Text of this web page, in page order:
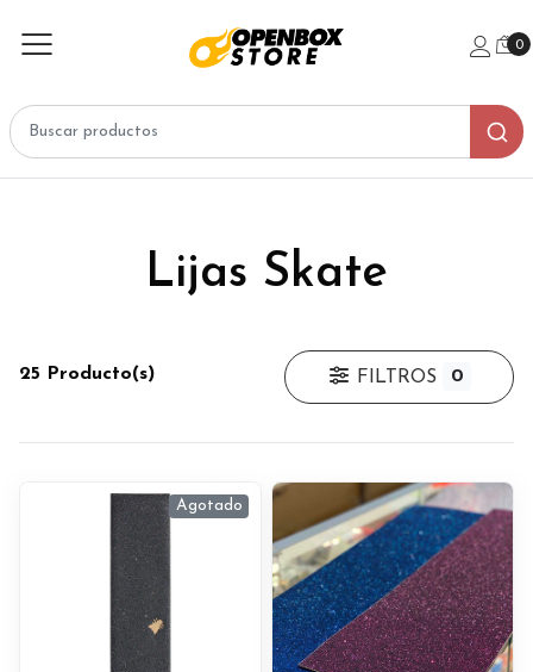
0
Lijas Skate
25 Producto(s) FILTROS 0
Agotado